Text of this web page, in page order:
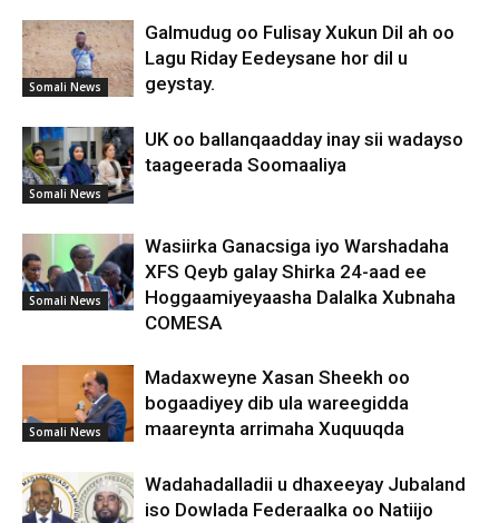
Somali News
Galmudug oo Fulisay Xukun Dil ah oo
Lagu Riday Eedeysane hor dil u
geystay.
Somali News
UK oo ballanqaadday inay sii wadayso
taageerada Soomaaliya
Somali News
Wasiirka Ganacsiga iyo Warshadaha
XFS Qeyb galay Shirka 24-aad ee
Hoggaamiyeyaasha Dalalka Xubnaha
COMESA
Somali News
Madaxweyne Xasan Sheekh oo
bogaadiyey dib ula wareegidda
maareynta arrimaha Xuquuqda
Wadahadalladii u dhaxeeyay Jubaland
iso Dowlada Federaalka oo Natiijo